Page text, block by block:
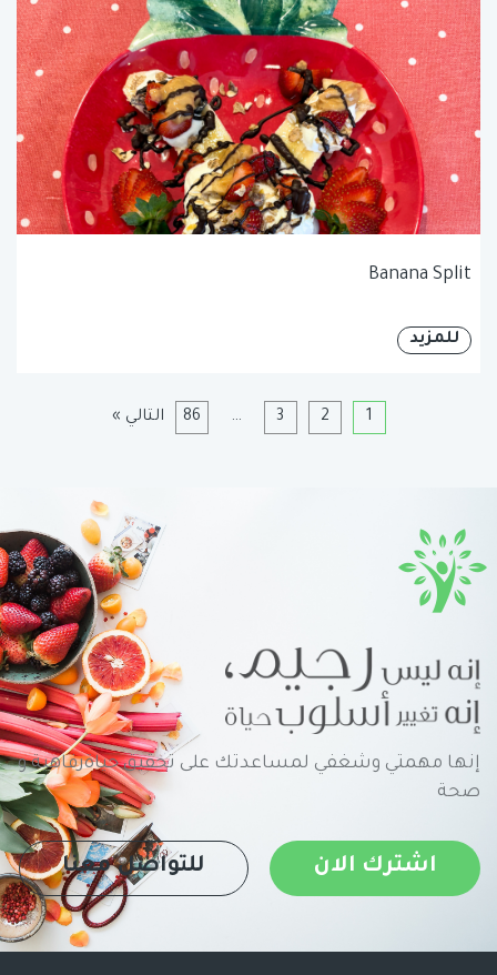
Banana Split
للمزيد
1
2
3
…
86 التالي »
إنها مهمتي وشغفي لمساعدتك على تحقيق حياةرفاهية و
صحة
اشترك الان للتواصل معنا